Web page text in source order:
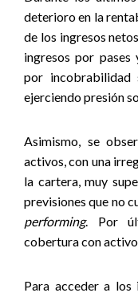
deterioro en la
de los ingresos
ingresos por pases
por incobrabilidad
ejerciendo presión
Asimismo, se
activos, con una
la cartera, muy
previsiones que no
performing. Por
cobertura con
Para acceder a